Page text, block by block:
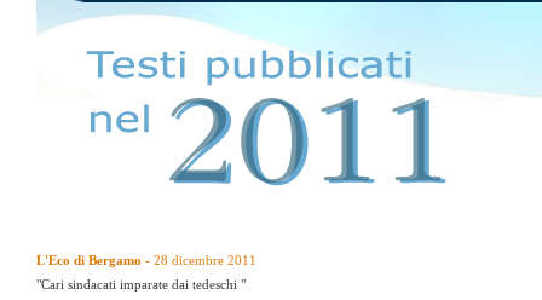
L'Eco di Bergamo - 28 dicembre 2011
"Cari sindacati imparate dai tedeschi "